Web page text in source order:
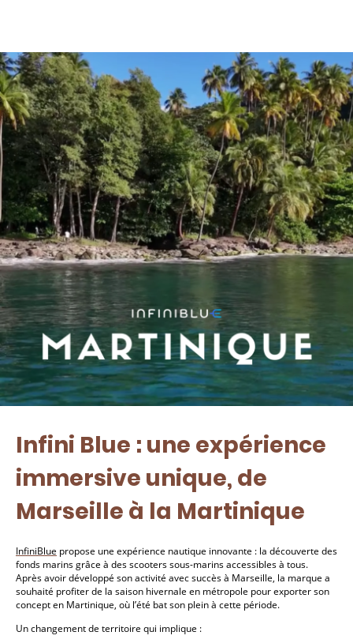
Infini Blue : une expérience
immersive unique, de
Marseille à la Martinique
InfiniBlue propose une expérience nautique innovante : la découverte des
fonds marins grâce à des scooters sous-marins accessibles à tous.
Après avoir développé son activité avec succès à Marseille, la marque a
souhaité profiter de la saison hivernale en métropole pour exporter son
concept en Martinique, où l’été bat son plein à cette période.
Un changement de territoire qui implique :